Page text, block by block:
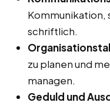
Kommunikation,
schriftlich.
zu planen und
managen.
Geduld und